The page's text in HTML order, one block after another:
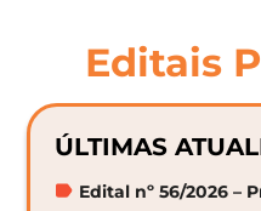
Editais
ÚLTIMAS
Edital nº 56/2026 –